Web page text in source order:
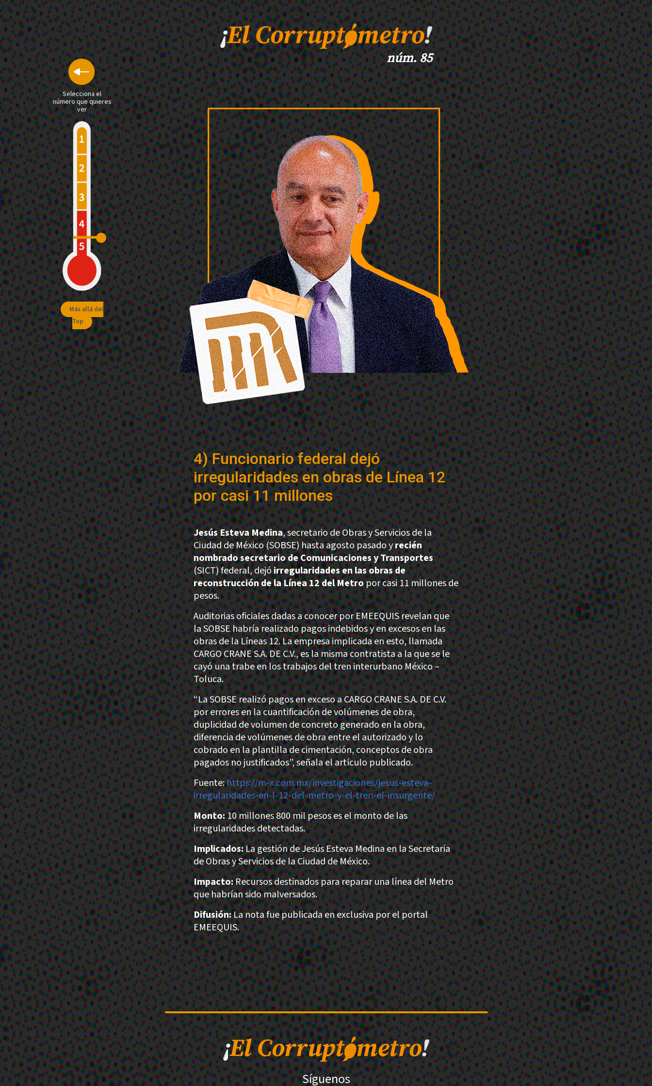
núm. 85
Selecciona el
número que quieres
ver
Más allá del
Top
4) Funcionario federal dejó
irregularidades en obras de Línea 12
por casi 11 millones
Jesús Esteva Medina, secretario de Obras y Servicios de la
Ciudad de México (SOBSE) hasta agosto pasado yrecién
nombrado secretario de Comunicaciones y Transportes
(SICT) federal, dejóirregularidades en las obras de
reconstrucción de la Línea 12 del Metropor casi 11 millones de
pesos.
Auditorias oficiales dadas a conocer por EMEEQUIS revelan que
la SOBSE habría realizado pagos indebidos y en excesos en las
obras de la Líneas 12. La empresa implicada en esto, llamada
CARGO CRANE S.A. DE C.V., es la misma contratista a la que se le
cayó una trabe en los trabajos del tren interurbano México –
Toluca.
“La SOBSE realizó pagos en exceso a CARGO CRANE S.A. DE C.V.
por errores en la cuantificación de volúmenes de obra,
duplicidad de volumen de concreto generado en la obra,
diferencia de volúmenes de obra entre el autorizado y lo
cobrado en la plantilla de cimentación, conceptos de obra
pagados no justificados”, señala el artículo publicado.
Fuente:https://m-x.com.mx/investigaciones/jesus-esteva-
irregularidades-en-l-12-del-metro-y-el-tren-el-insurgente/
Monto:10 millones 800 mil pesos es el monto de las
irregularidades detectadas.
Implicados:La gestión de Jesús Esteva Medina en la Secretaría
de Obras y Servicios de la Ciudad de México.
Impacto:Recursos destinados para reparar una línea del Metro
que habrían sido malversados.
Difusión:La nota fue publicada en exclusiva por el portal
EMEEQUIS.
Síguenos